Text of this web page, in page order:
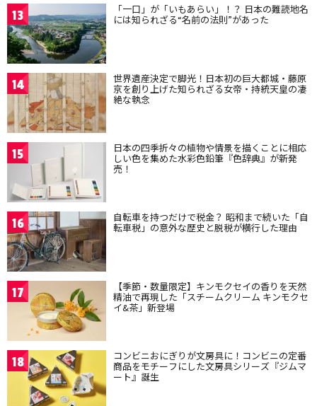
13 「一口」が「いもあらい」！？ 日本の難読地名
には知られざる“名前の法則”があった
14 世界遺産決定で脚光！日本初の巨大都城・藤原
京を創り上げた知られざる女帝・持統天皇の凄
絶な執念
15 日本の四季折々の植物や情景を描くことに相応
しい色を集めた水彩色鉛筆『色辞典』が新発
売！
16 自転車を持つだけで税金？ 昭和まで続いた「自
転車税」の意外な歴史と脱税が横行した理由
17 【季節・数量限定】キンモクセイの香りを天然
精油で再現した「スチームクリーム キンモクセ
イ&茶」新登場
18 コンビニおにぎりが文房具に！コンビニの定番
商品をモチーフにした文房具シリーズ『ジムマ
ート』誕生